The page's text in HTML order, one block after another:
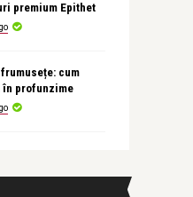
premium Epithet
cum
în profunzime